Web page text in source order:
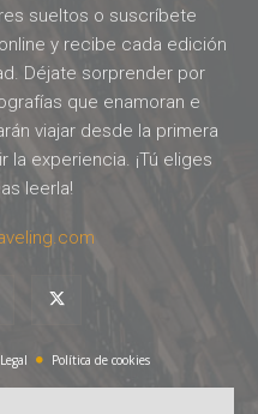
sueltos o suscríbete
y recibe cada edición
Déjate sorprender por
que enamoran e
viajar desde la primera
la experiencia. ¡Tú eliges
leerla!
Política de cookies